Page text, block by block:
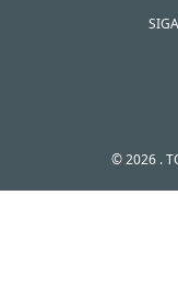
© 2026 .